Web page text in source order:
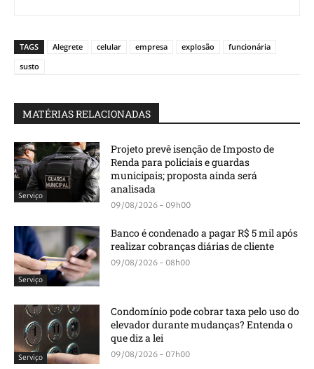
TAGS Alegrete celular empresa explosão
funcionária
susto
MATÉRIAS RELACIONADAS
Serviço
Projeto prevê isenção de Imposto de
Renda para policiais e guardas
municipais; proposta ainda será
analisada
09/08/2026 - 09h00
Serviço
Banco é condenado a pagar R$ 5 mil após
realizar cobranças diárias de cliente
09/08/2026 - 08h00
Serviço
Condomínio pode cobrar taxa pelo uso do
elevador durante mudanças? Entenda o
que diz a lei
09/08/2026 - 07h00